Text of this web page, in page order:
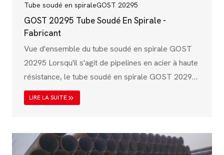
Tube soudé en spiraleGOST 20295
GOST 20295 Tube Soudé En Spirale -
Fabricant
Vue d'ensemble du tube soudé en spirale GOST
20295 Lorsqu'il s'agit de pipelines en acier à haute
résistance, le tube soudé en spirale GOST 20295
joue un rôle essentiel dans les industries telles
que le pétrole et le gaz, le transport de l'eau, la
d'infrastructures. Cette norme, établie par le
système russe GOST (State Standard), garantit
LIRE LA SUITE